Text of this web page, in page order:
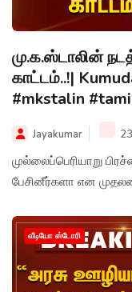
மு.க.ஸ்டாலின்
காட்டம்..!|
#mkstalin
Jayakumar
முல்லைப்பெரியாறு
பேசினீர்களா என
வீடியோ ஸ்டோரி